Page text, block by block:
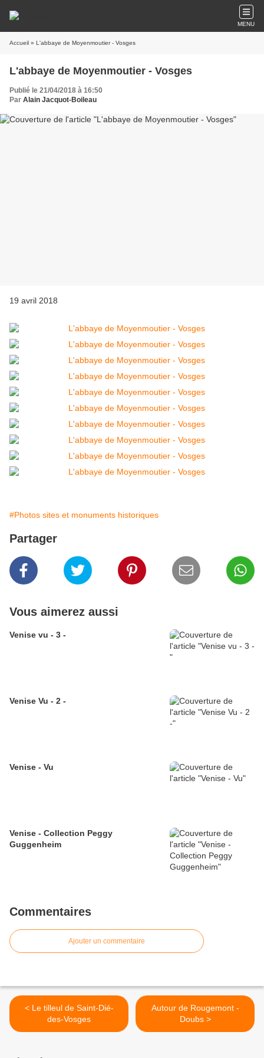
MENU
Accueil » L'abbaye de Moyenmoutier - Vosges
L'abbaye de Moyenmoutier - Vosges
Publié le 21/04/2018 à 16:50
Par Alain Jacquot-Boileau
19 avril 2018
#Photos sites et monuments historiques
Partager
Vous aimerez aussi
Venise vu - 3 -
Venise Vu - 2 -
Venise - Vu
Venise - Collection Peggy
Guggenheim
Commentaires
Ajouter un commentaire
< Le tilleul de Saint-Dié-
des-Vosges
Autour de Rougemont -
Doubs >